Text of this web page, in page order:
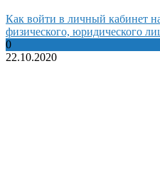
Как войти в личный кабинет
физического, юридического
0
22.10.2020